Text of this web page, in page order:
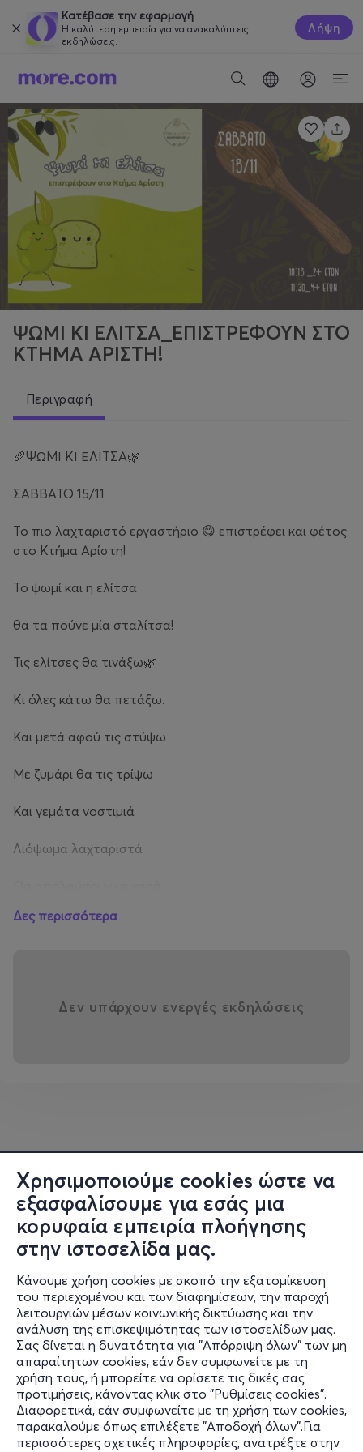
Χρησιμοποιούμε cookies ώστε να
εξασφαλίσουμε για εσάς μια
κορυφαία εμπειρία πλοήγησης
στην ιστοσελίδα μας.
Κάνουμε χρήση cookies με σκοπό την εξατομίκευση
του περιεχομένου και των διαφημίσεων, την παροχή
λειτουργιών μέσων κοινωνικής δικτύωσης και την
ανάλυση της επισκεψιμότητας των ιστοσελίδων μας.
Σας δίνεται η δυνατότητα για "Απόρριψη όλων" των μη
απαραίτητων cookies, εάν δεν συμφωνείτε με τη
χρήση τους, ή μπορείτε να ορίσετε τις δικές σας
προτιμήσεις, κάνοντας κλικ στο "Ρυθμίσεις cookies".
Διαφορετικά, εάν συμφωνείτε με τη χρήση των cookies,
παρακαλούμε όπως επιλέξετε "Αποδοχή όλων".Για
περισσότερες σχετικές πληροφορίες, ανατρέξτε στην
Κατέβασε την εφαρμογή
Η καλύτερη εμπειρία για να ανακαλύπτεις
εκδηλώσεις.
Λήψη
ΨΩΜΙ ΚΙ ΕΛΙΤΣΑ_ΕΠΙΣΤΡΕΦΟΥΝ ΣΤΟ
ΚΤΗΜΑ ΑΡΙΣΤΗ!
Περιγραφή
🥖ΨΩΜΙ ΚΙ ΕΛΙΤΣΑ🌿
ΣΑΒΒΑΤΟ 15/11
Το πιο λαχταριστό εργαστήριο 😋 επιστρέφει και φέτος
στο Κτήμα Αρίστη!
Το ψωμί και η ελίτσα
θα τα πούνε μία σταλίτσα!
Τις ελίτσες θα τινάξω🌿
Κι όλες κάτω θα πετάξω.
Και μετά αφού τις στύψω
Με ζυμάρι θα τις τρίψω
Και γεμάτα νοστιμιά
Λιόψωμα λαχταριστά
όλα τα μικρά παιδιά😀
παιδί.
Κρατήστε θέση κι ελάτε να τινάξουμε την ελιά μας και
να μάθουμε όλη την διαδικασία παραγωγής λαδιού.
Δες περισσότερα
Δεν υπάρχουν ενεργές εκδηλώσεις
Πληροφορίες
Υποστήριξη
Stay Connected